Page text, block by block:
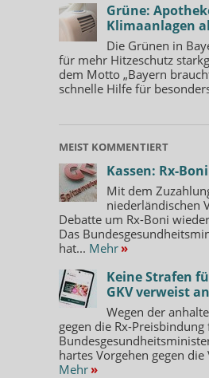
Grüne:
Klimaanlagen
Die Grünen in
für mehr Hitzeschutz
dem Motto „Bayern
schnelle Hilfe für
MEIST KOMMENTIERT
Kassen: Rx-
Mit dem
niederländischen
Debatte um Rx-Boni
Das
hat... Mehr »
Keine Strafen
GKV verweist
Wegen der
gegen die Rx-
hartes Vorgehen gegen die
Mehr »